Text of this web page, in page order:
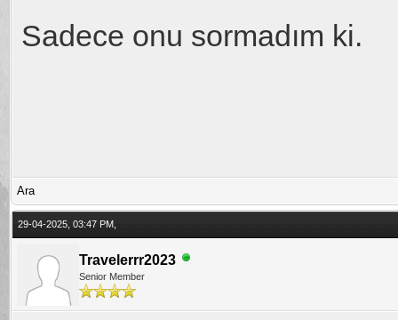
Sadece onu sormadım ki.
Ara
29-04-2025, 03:47 PM,
Travelerrr2023
Senior Member